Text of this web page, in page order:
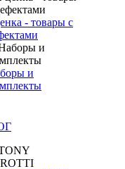
- товары с
и